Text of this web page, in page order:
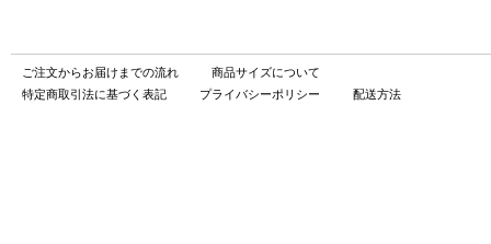
ご注文からお届けまでの流れ
商品サイズについて
特定商取引法に基づく表記
プライバシーポリシー 配送方法